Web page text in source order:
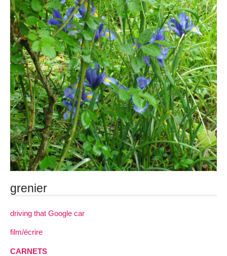
grenier
driving that Google car
film/écrire
CARNETS